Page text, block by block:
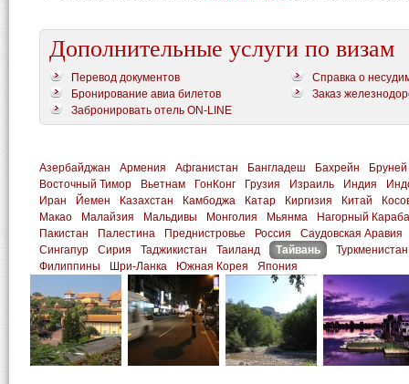
Дополнительные услуги по визам
Перевод документов
Справка о
Бронирование авиа билетов
Заказ
Забронировать отель ON-LINE
Азербайджан Армения Афганистан Бангладеш Бахрейн
Бруней
Восточный Тимор
Вьетнам ГонКонг Грузия Израиль Индия
Иран
Йемен Казахстан Камбоджа Катар Киргизия Китай
Макао
Малайзия Мальдивы Монголия Мьянма
Нагорный
Пакистан
Палестина Преднистровье Россия
Саудовская Аравия
Сингапур
Сирия Таджикистан Таиланд Тайвань
Туркменистан
Филиппины
Шри-Ланка Южная Корея Япония